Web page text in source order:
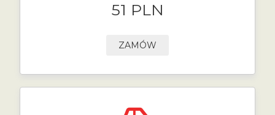
51 PLN
ZAMÓW